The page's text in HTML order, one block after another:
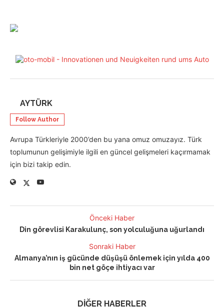
AYTÜRK
Follow Author
Avrupa Türkleriyle 2000’den bu yana omuz omuzayız. Türk
toplumunun gelişimiyle ilgili en güncel gelişmeleri kaçırmamak
için bizi takip edin.
Önceki Haber
Din görevlisi Karakulunç, son yolculuğuna uğurlandı
Sonraki Haber
Almanya’nın iş gücünde düşüşü önlemek için yılda 400
bin net göçe ihtiyacı var
DİĞER HABERLER